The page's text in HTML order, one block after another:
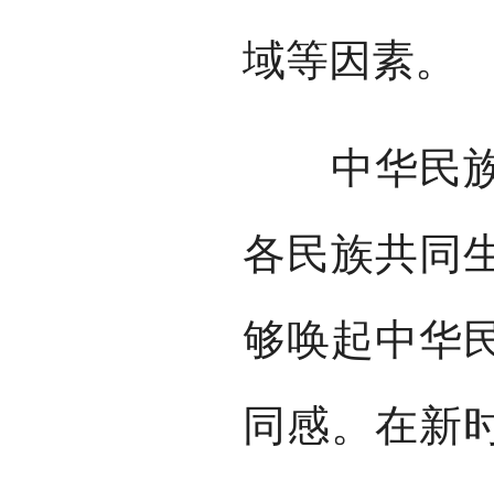
域等因素。
中华民族
各民族共同
够唤起中华
同感。在新